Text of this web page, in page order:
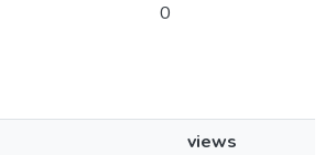
0
views